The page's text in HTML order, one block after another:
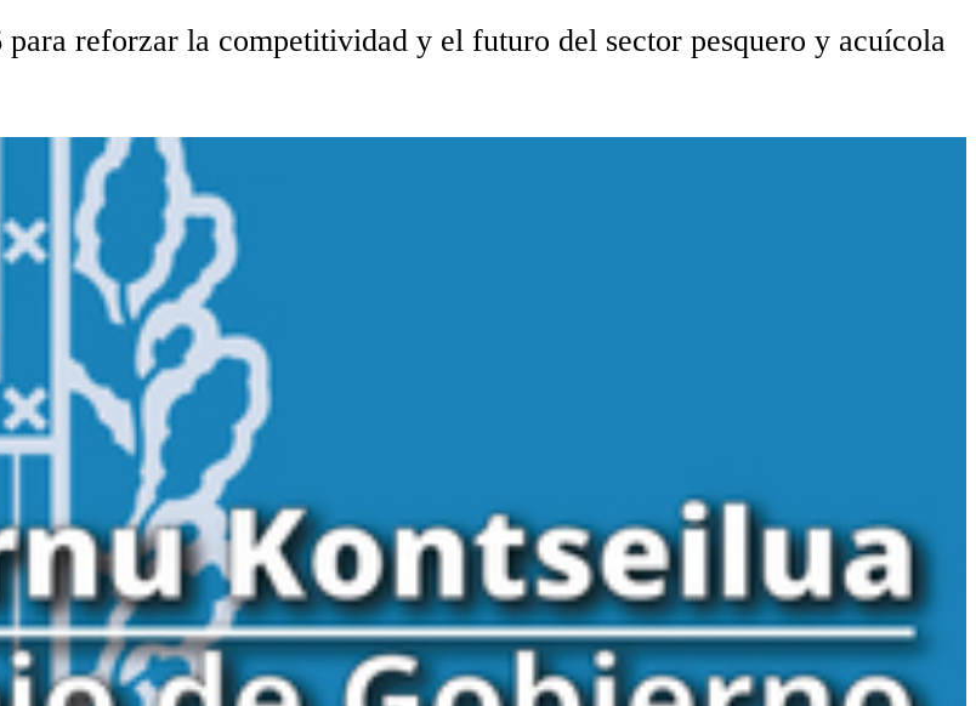
reforzar la competitividad y el futuro del sector pesquero y acuícola